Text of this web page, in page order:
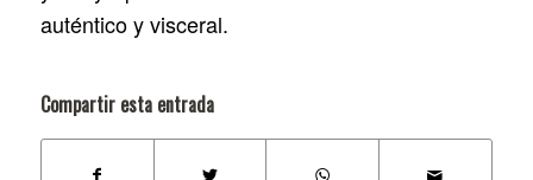
auténtico y visceral.
Compartir esta entrada